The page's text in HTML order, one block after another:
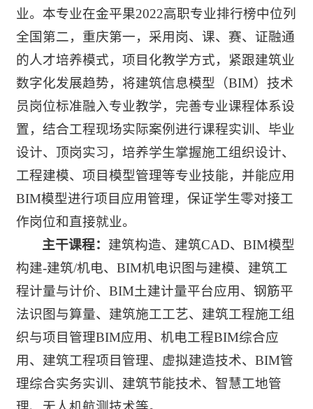
业。本专业在金平果2022高职专业排行榜中位列
全国第二，重庆第一，采用岗、课、赛、证融通
的人才培养模式，项目化教学方式，紧跟建筑业
数字化发展趋势，将建筑信息模型（BIM）技术
员岗位标准融入专业教学，完善专业课程体系设
置，结合工程现场实际案例进行课程实训、毕业
设计、顶岗实习，培养学生掌握施工组织设计、
工程建模、项目模型管理等专业技能，并能应用
BIM模型进行项目应用管理，保证学生零对接工
作岗位和直接就业。
主干课程： 建筑构造、建筑CAD、BIM模型
构建-建筑/机电、BIM机电识图与建模、建筑工
程计量与计价、BIM土建计量平台应用、钢筋平
法识图与算量、建筑施工工艺、建筑工程施工组
织与项目管理BIM应用、机电工程BIM综合应
用、建筑工程项目管理、虚拟建造技术、BIM管
理综合实务实训、建筑节能技术、智慧工地管